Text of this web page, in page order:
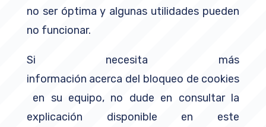
no ser óptima y algunas utilidades pueden
no funcionar.
Si necesita más
información acerca del bloqueo de cookies
en su equipo, no dude en consultar la
explicación disponible en este